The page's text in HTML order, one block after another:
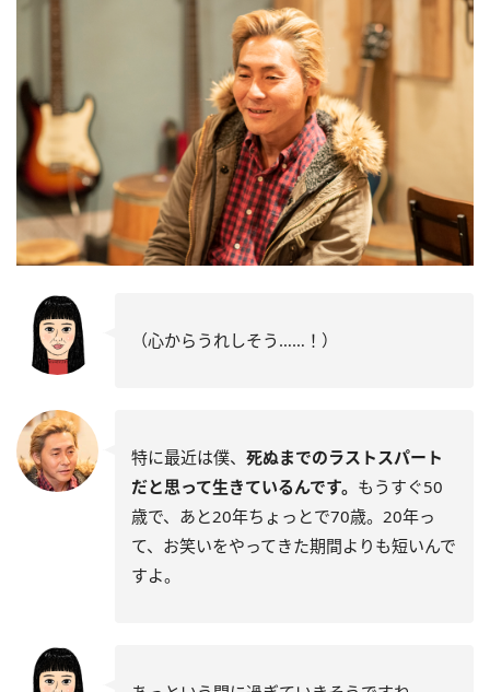
（心からうれしそう……！）
特に最近は僕、 死ぬまでのラストスパート
だと思って生きているんです。 もうすぐ50
歳で、あと20年ちょっとで70歳。20年っ
て、お笑いをやってきた期間よりも短いんで
すよ。